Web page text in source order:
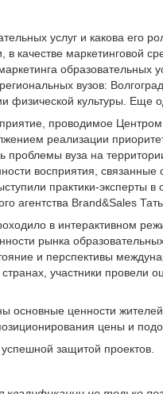
услуг и какова
в качестве маркетинговой
образовательных
вузов:
физической культуры. Еще
проводимое
реализации
проблемы вуза на
восприятия,
практики-эксперты в
агентства Brand&Sales
в интерактивном
рынка
и перспективы
участники провели
основные ценности
цены и
защитой проектов.